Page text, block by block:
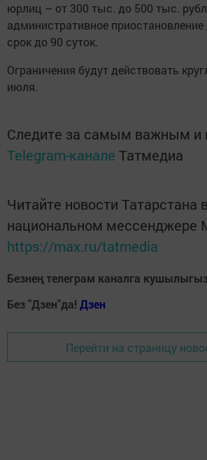
юрлиц – от 300 тыс. до 500 тыс.
административное приостановление
срок до 90 суток.
Ограничения будут действовать
июля.
Следите за самым важным и
Telegram-канале Татмедиа
Читайте новости Татарстана в
национальном мессенджере
https://max.ru/tatmedia
Безнең телеграм каналга
Без "Дзен"да! Дзен
Перейти на страницу